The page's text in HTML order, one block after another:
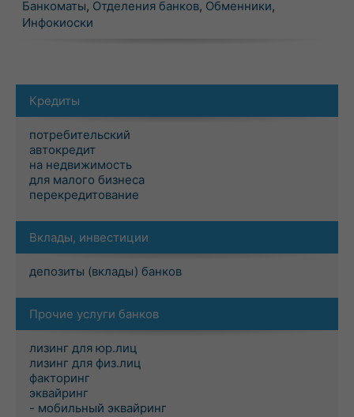
Банкоматы, Отделения банков, Обменники,
Инфокиоски
Кредиты
потребительский
автокредит
на недвижимость
для малого бизнеса
перекредитование
Вклады, инвестиции
депозиты (вклады) банков
Прочие услуги банков
лизинг для юр.лиц
лизинг для физ.лиц
факторинг
эквайринг
- мобильный эквайринг